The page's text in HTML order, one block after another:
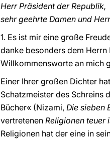
Herr Präsident der Republik,
sehr geehrte Damen und
1. Es ist mir eine große
danke besonders dem Herrn
Willkommensworte an mich
Einer Ihrer großen Dichter
Schatzmeister des Schreins
Bücher« (Nizami, Die sieben
vertretenen Religionen teuer
Religionen hat der eine in